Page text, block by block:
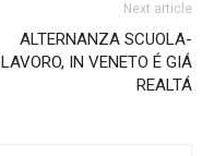
Next article
ALTERNANZA SCUOLA-
LAVORO, IN VENETO É GIÁ
REALTÁ